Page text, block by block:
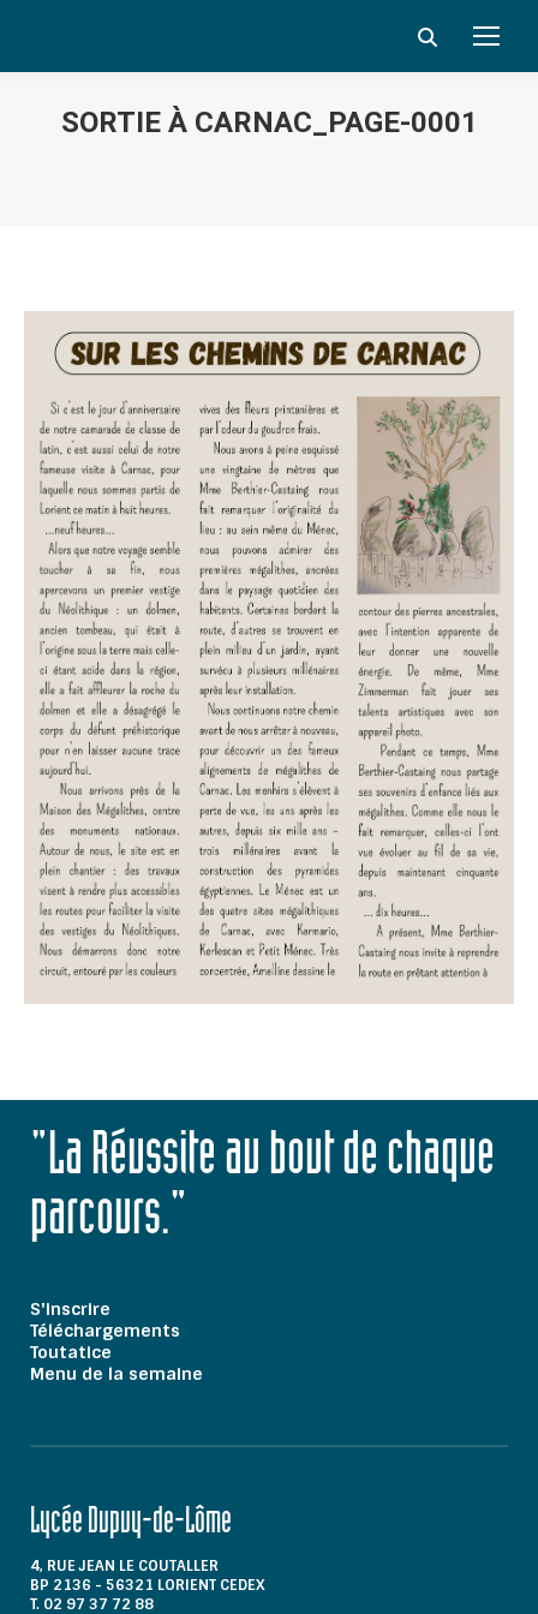
Search:
SORTIE À CARNAC_PAGE-0001
"La Réussite au bout de chaque
parcours."
S'inscrire
Téléchargements
Toutatice
Menu de la semaine
Lycée Dupuy-de-Lôme
4, RUE JEAN LE COUTALLER
BP 2136 - 56321 LORIENT CEDEX
T. 02 97 37 72 88